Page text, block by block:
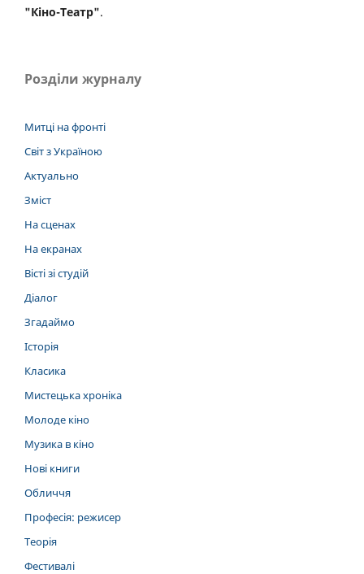
"Кіно-Театр".
Розділи журналу
Митці на фронті
Світ з Україною
Актуально
Зміст
На сценах
На екранах
Вісті зі студій
Діалог
Згадаймо
Історія
Класика
Мистецька хроніка
Молоде кіно
Музика в кіно
Нові книги
Обличчя
Професія: режисер
Теорія
Фестивалі